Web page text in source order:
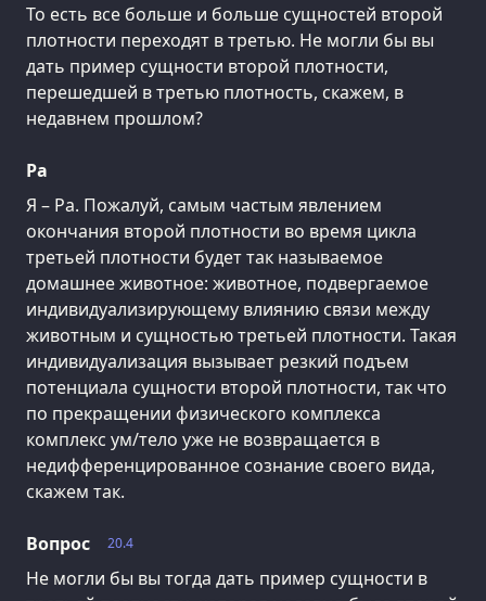
То есть все больше и больше сущностей второй
плотности переходят в третью. Не могли бы вы
дать пример сущности второй плотности,
перешедшей в третью плотность, скажем, в
недавнем прошлом?
Ра
Я – Ра. Пожалуй, самым частым явлением
окончания второй плотности во время цикла
третьей плотности будет так называемое
домашнее животное: животное, подвергаемое
индивидуализирующему влиянию связи между
животным и сущностью третьей плотности. Такая
индивидуализация вызывает резкий подъем
потенциала сущности второй плотности, так что
по прекращении физического комплекса
комплекс ум/тело уже не возвращается в
недифференцированное сознание своего вида,
скажем так.
20.4
Вопрос
Не могли бы вы тогда дать пример сущности в